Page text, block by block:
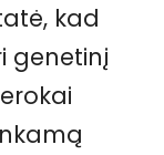
kad
genetinį